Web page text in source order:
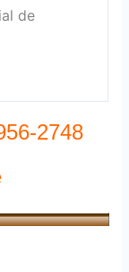
de
2748